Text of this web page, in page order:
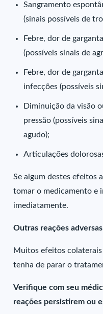
Sangramento
(sinais possíveis de
Febre, dor de
(possíveis sinais de
Febre, dor de
infecções (possíveis
Diminuição da visão
pressão (possíveis
agudo);
Articulações
Se algum destes efeitos
tomar o medicamento e
imediatamente.
Outras reações
Muitos efeitos
tenha de parar o
Verifique com seu
reações persistirem ou